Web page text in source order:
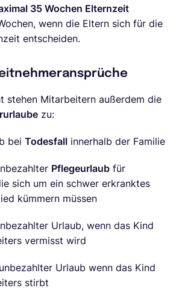
35 Wochen Elternzeit
wenn die Eltern sich für die
entscheiden.
stehen Mitarbeitern außerdem die
zu:
bei Todesfall innerhalb der Familie
Pflegeurlaub für
sich um ein schwer erkranktes
kümmern müssen
Urlaub, wenn das Kind
vermisst wird
Urlaub wenn das Kind
stirbt